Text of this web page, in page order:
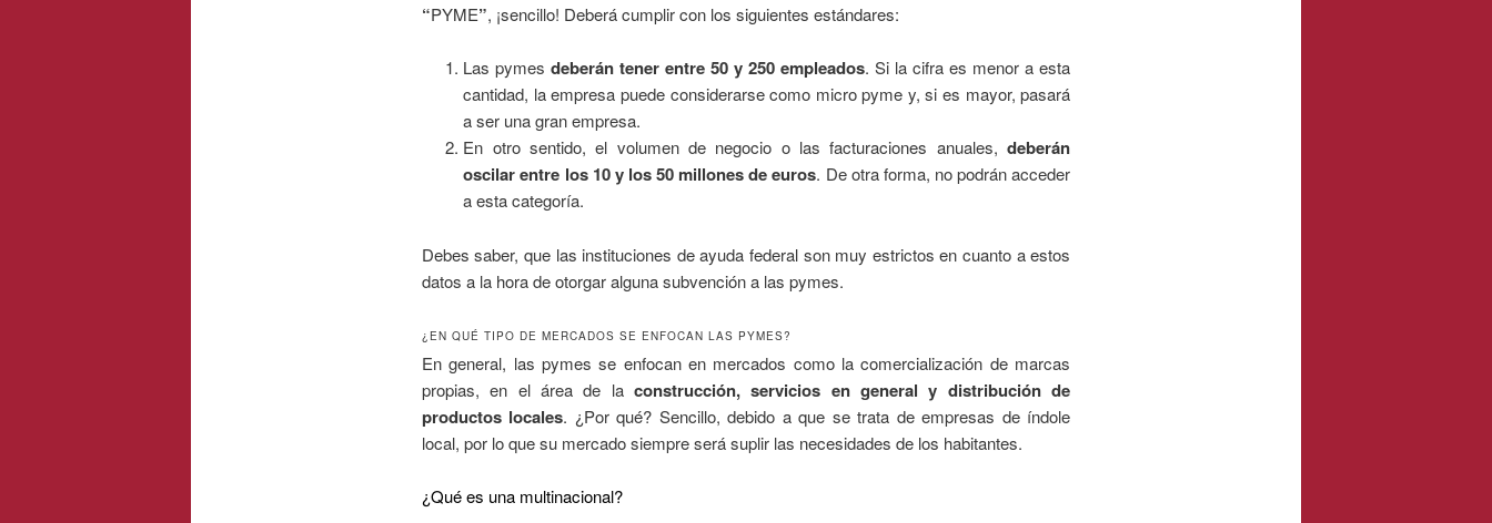
“PYME”, ¡sencillo! Deberá cumplir con los siguientes estándares:
Las pymesdeberán tener entre 50 y 250 empleados. Si la cifra es menor a esta
cantidad, la empresa puede considerarse como micro pyme y, si es mayor, pasará
a ser una gran empresa.
En otro sentido, el volumen de negocio o las facturaciones anuales,deberán
oscilar entre los 10 y los 50 millones de euros. De otra forma, no podrán acceder
a esta categoría.
Debes saber, que las instituciones de ayuda federal son muy estrictos en cuanto a estos
datos a la hora de otorgar alguna subvención a las pymes.
¿EN QUÉ TIPO DE MERCADOS SE ENFOCAN LAS PYMES?
En general, las pymes se enfocan en mercados como la comercialización de marcas
propias, en el área de la construcción, servicios en general y distribución de
productos locales. ¿Por qué? Sencillo, debido a que se trata de empresas de índole
local, por lo que su mercado siempre será suplir las necesidades de los habitantes.
¿Qué es una multinacional?